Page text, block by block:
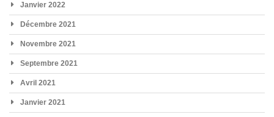
Janvier 2022
Décembre 2021
Novembre 2021
Septembre 2021
Avril 2021
Janvier 2021